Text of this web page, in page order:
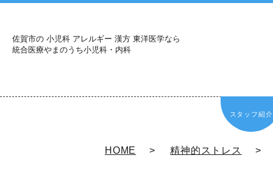
佐賀市の 小児科 アレルギー 漢方 東洋医学なら
統合医療やまのうち小児科・内科
スタッフ紹介
HOME 精神的ストレス